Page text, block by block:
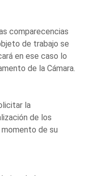
comparecencias
de trabajo se
en ese caso lo
de la Cámara.
la
de los
de su